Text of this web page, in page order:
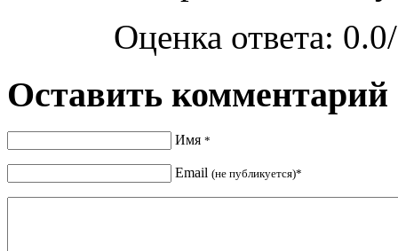
Оценка ответа: 0.0/
Оставить комментарий
Имя *
Email (не публикуется)*